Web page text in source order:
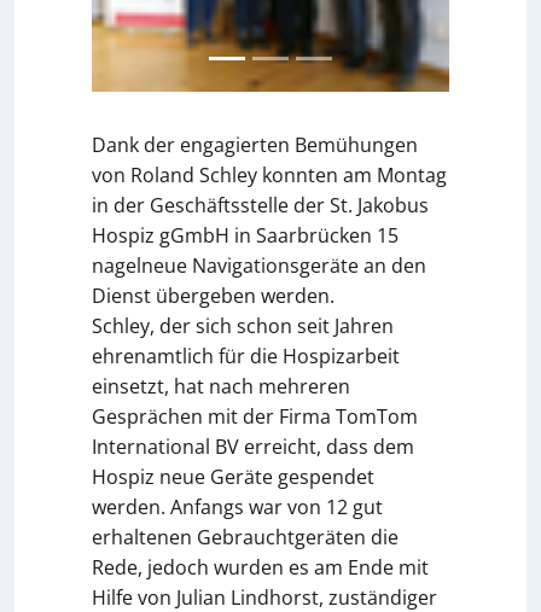
Dank der engagierten Bemühungen
von Roland Schley konnten am Montag
in der Geschäftsstelle der St. Jakobus
Hospiz gGmbH in Saarbrücken 15
nagelneue Navigationsgeräte an den
Dienst übergeben werden.
Schley, der sich schon seit Jahren
ehrenamtlich für die Hospizarbeit
einsetzt, hat nach mehreren
Gesprächen mit der Firma TomTom
International BV erreicht, dass dem
Hospiz neue Geräte gespendet
werden. Anfangs war von 12 gut
erhaltenen Gebrauchtgeräten die
Rede, jedoch wurden es am Ende mit
Hilfe von Julian Lindhorst, zuständiger